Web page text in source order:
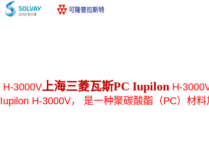
H-3000V上海三菱瓦斯PC Iupilon H-
Iupilon H-3000V， 是一种聚碳酸酯（PC）材